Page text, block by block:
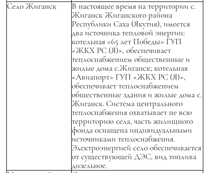
Село Жиганск
В настоящее время на территории с.
Жиганск Жиганского района
Республики Саха (Якутия), имеется
два источника тепловой энергии:
котельная «65 лет Победы» ГУП
«ЖКХ РС (Я)», обеспечивает
теплоснабжением общественные и
жилые дома с.Жиганск; котельная
«Авиапорт» ГУП «ЖКХ РС (Я)»,
обеспечивает теплоснабжением
общественные здания и жилые дома с.
Жиганск. Система центрального
теплоснабжения охватывает не всю
территорию села, часть жилищного
фонда оснащена индивидуальными
источниками теплоснабжения.
Электроэнергией село обеспечивается
от существующей ДЭС, вид топлива
дизельное.